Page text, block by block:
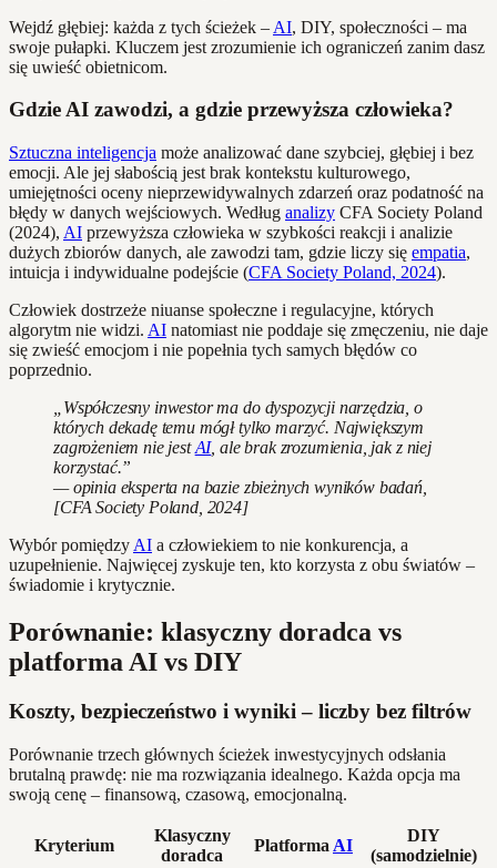
Wejdź głębiej: każda z tych ścieżek – AI, DIY, społeczności – ma
swoje pułapki. Kluczem jest zrozumienie ich ograniczeń zanim dasz
się uwieść obietnicom.
Gdzie AI zawodzi, a gdzie przewyższa człowieka?
Sztuczna inteligencja może analizować dane szybciej, głębiej i bez
emocji. Ale jej słabością jest brak kontekstu kulturowego,
umiejętności oceny nieprzewidywalnych zdarzeń oraz podatność na
błędy w danych wejściowych. Według analizy CFA Society Poland
(2024), AI przewyższa człowieka w szybkości reakcji i analizie
dużych zbiorów danych, ale zawodzi tam, gdzie liczy się empatia,
intuicja i indywidualne podejście (CFA Society Poland, 2024).
Człowiek dostrzeże niuanse społeczne i regulacyjne, których
algorytm nie widzi. AI natomiast nie poddaje się zmęczeniu, nie daje
się zwieść emocjom i nie popełnia tych samych błędów co
poprzednio.
„Współczesny inwestor ma do dyspozycji narzędzia, o
których dekadę temu mógł tylko marzyć. Największym
zagrożeniem nie jestAI, ale brak zrozumienia, jak z niej
korzystać.”
— opinia eksperta na bazie zbieżnych wyników badań,
[CFA Society Poland, 2024]
Wybór pomiędzy AI a człowiekiem to nie konkurencja, a
uzupełnienie. Najwięcej zyskuje ten, kto korzysta z obu światów –
świadomie i krytycznie.
Porównanie: klasyczny doradca vs
platforma AI vs DIY
Koszty, bezpieczeństwo i wyniki – liczby bez filtrów
Porównanie trzech głównych ścieżek inwestycyjnych odsłania
brutalną prawdę: nie ma rozwiązania idealnego. Każda opcja ma
swoją cenę – finansową, czasową, emocjonalną.
Kryterium
Klasyczny
doradca
Platforma AI
DIY
(samodzielnie)